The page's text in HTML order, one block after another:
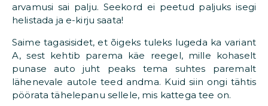
arvamusi sai palju. Seekord ei peetud paljuks isegi
helistada ja e-kirju saata!
Saime tagasisidet, et õigeks tuleks lugeda ka variant
A, sest kehtib parema käe reegel, mille kohaselt
punase auto juht peaks tema suhtes paremalt
lähenevale autole teed andma. Kuid siin ongi tähtis
pöörata tähelepanu sellele, mis kattega tee on.